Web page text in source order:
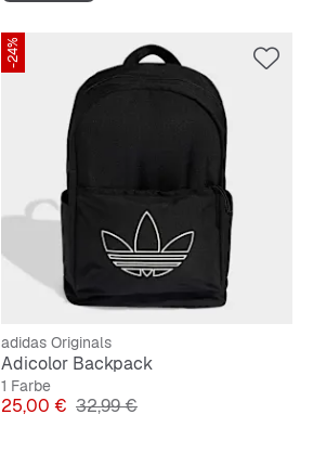
-24%
adidas Originals
Adicolor Backpack
1 Farbe
Preis
25,00 € Originalpreis
32,99 €